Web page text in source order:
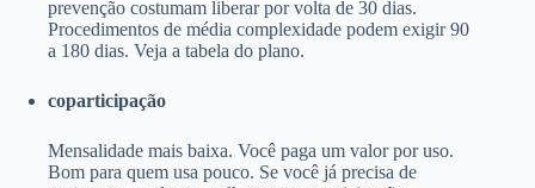
prevenção costumam liberar por volta de 30 dias.
Procedimentos de média complexidade podem exigir 90
a 180 dias. Veja a tabela do plano.
coparticipação
Mensalidade mais baixa. Você paga um valor por uso.
Bom para quem usa pouco. Se você já precisa de